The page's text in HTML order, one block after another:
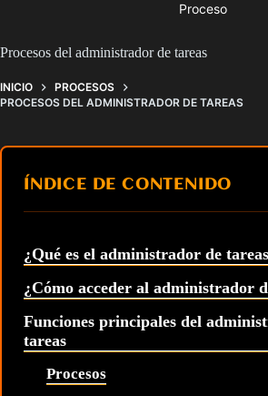
Proceso
Procesos del administrador de tareas
INICIO
PROCESOS
PROCESOS DEL ADMINISTRADOR DE TAREAS
ÍNDICE DE CONTENIDO
¿Qué es el administrador de
¿Cómo acceder al administrador
Funciones principales del
tareas
Procesos